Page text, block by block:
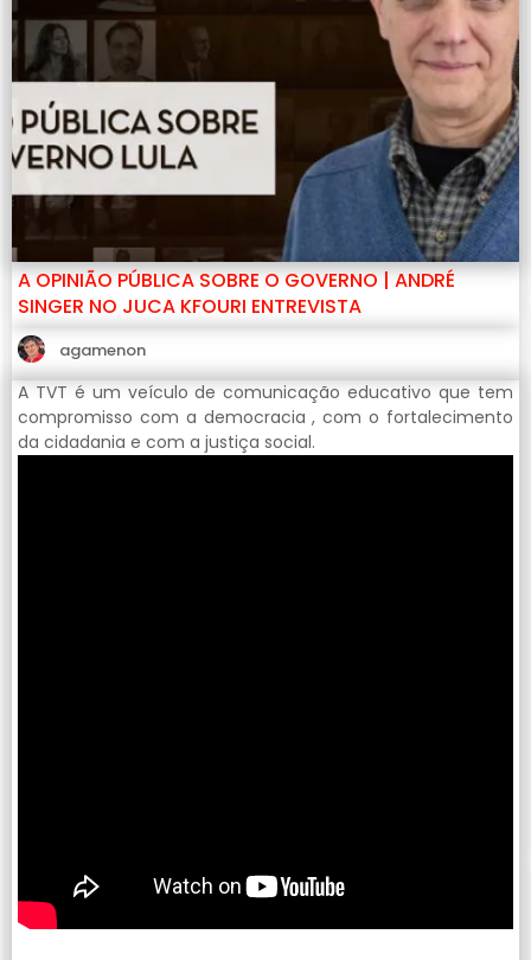
A OPINIÃO PÚBLICA SOBRE O GOVERNO | ANDRÉ
SINGER NO JUCA KFOURI ENTREVISTA
agamenon
A TVT é um veículo de comunicação educativo que tem
compromisso com a democracia , com o fortalecimento
da cidadania e com a justiça social.